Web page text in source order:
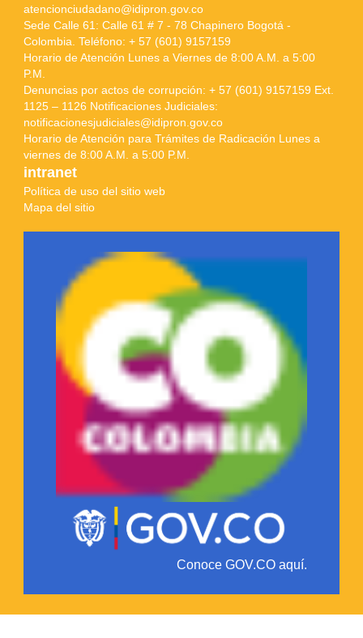
atencionciudadano@idipron.gov.co
Sede Calle 61: Calle 61 # 7 - 78 Chapinero Bogotá -
Colombia. Teléfono: + 57 (601) 9157159
Horario de Atención Lunes a Viernes de 8:00 A.M. a 5:00
P.M.
Denuncias por actos de corrupción: + 57 (601) 9157159 Ext.
1125 – 1126 Notificaciones Judiciales:
notificacionesjudiciales@idipron.gov.co
Horario de Atención para Trámites de Radicación Lunes a
viernes de 8:00 A.M. a 5:00 P.M.
intranet
Política de uso del sitio web
Mapa del sitio
Conoce GOV.CO aquí.